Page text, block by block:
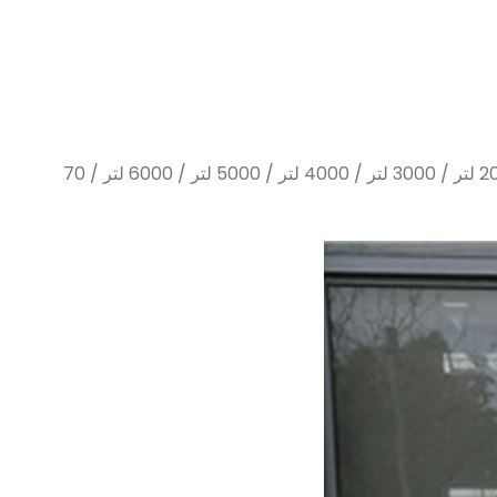
50 لتر / 100 لتر / 200 لتر / 300 لتر / 400 لتر / 500 لتر / 600 لتر / 700 لتر / 800 لتر / 900 لتر / 1000 لتر / 1500 لتر / 2000 لتر / 3000 لتر / 4000 لتر / 5000 لتر / 6000 لتر / 70